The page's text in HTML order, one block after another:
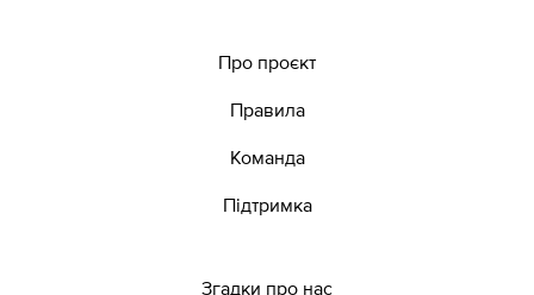
Про проєкт
Правила
Команда
Підтримка
Згадки про нас